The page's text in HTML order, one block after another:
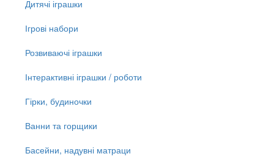
Дитячі іграшки
Ігрові набори
Розвиваючі іграшки
Інтерактивні іграшки / роботи
Гірки, будиночки
Ванни та горщики
Басейни, надувні матраци